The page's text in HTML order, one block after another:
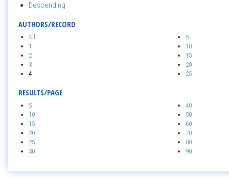
Descending
AUTHORS/RECORD
All
1
2
3
4
5
10
15
20
25
RESULTS/PAGE
5
10
15
20
25
30
40
50
60
70
80
90